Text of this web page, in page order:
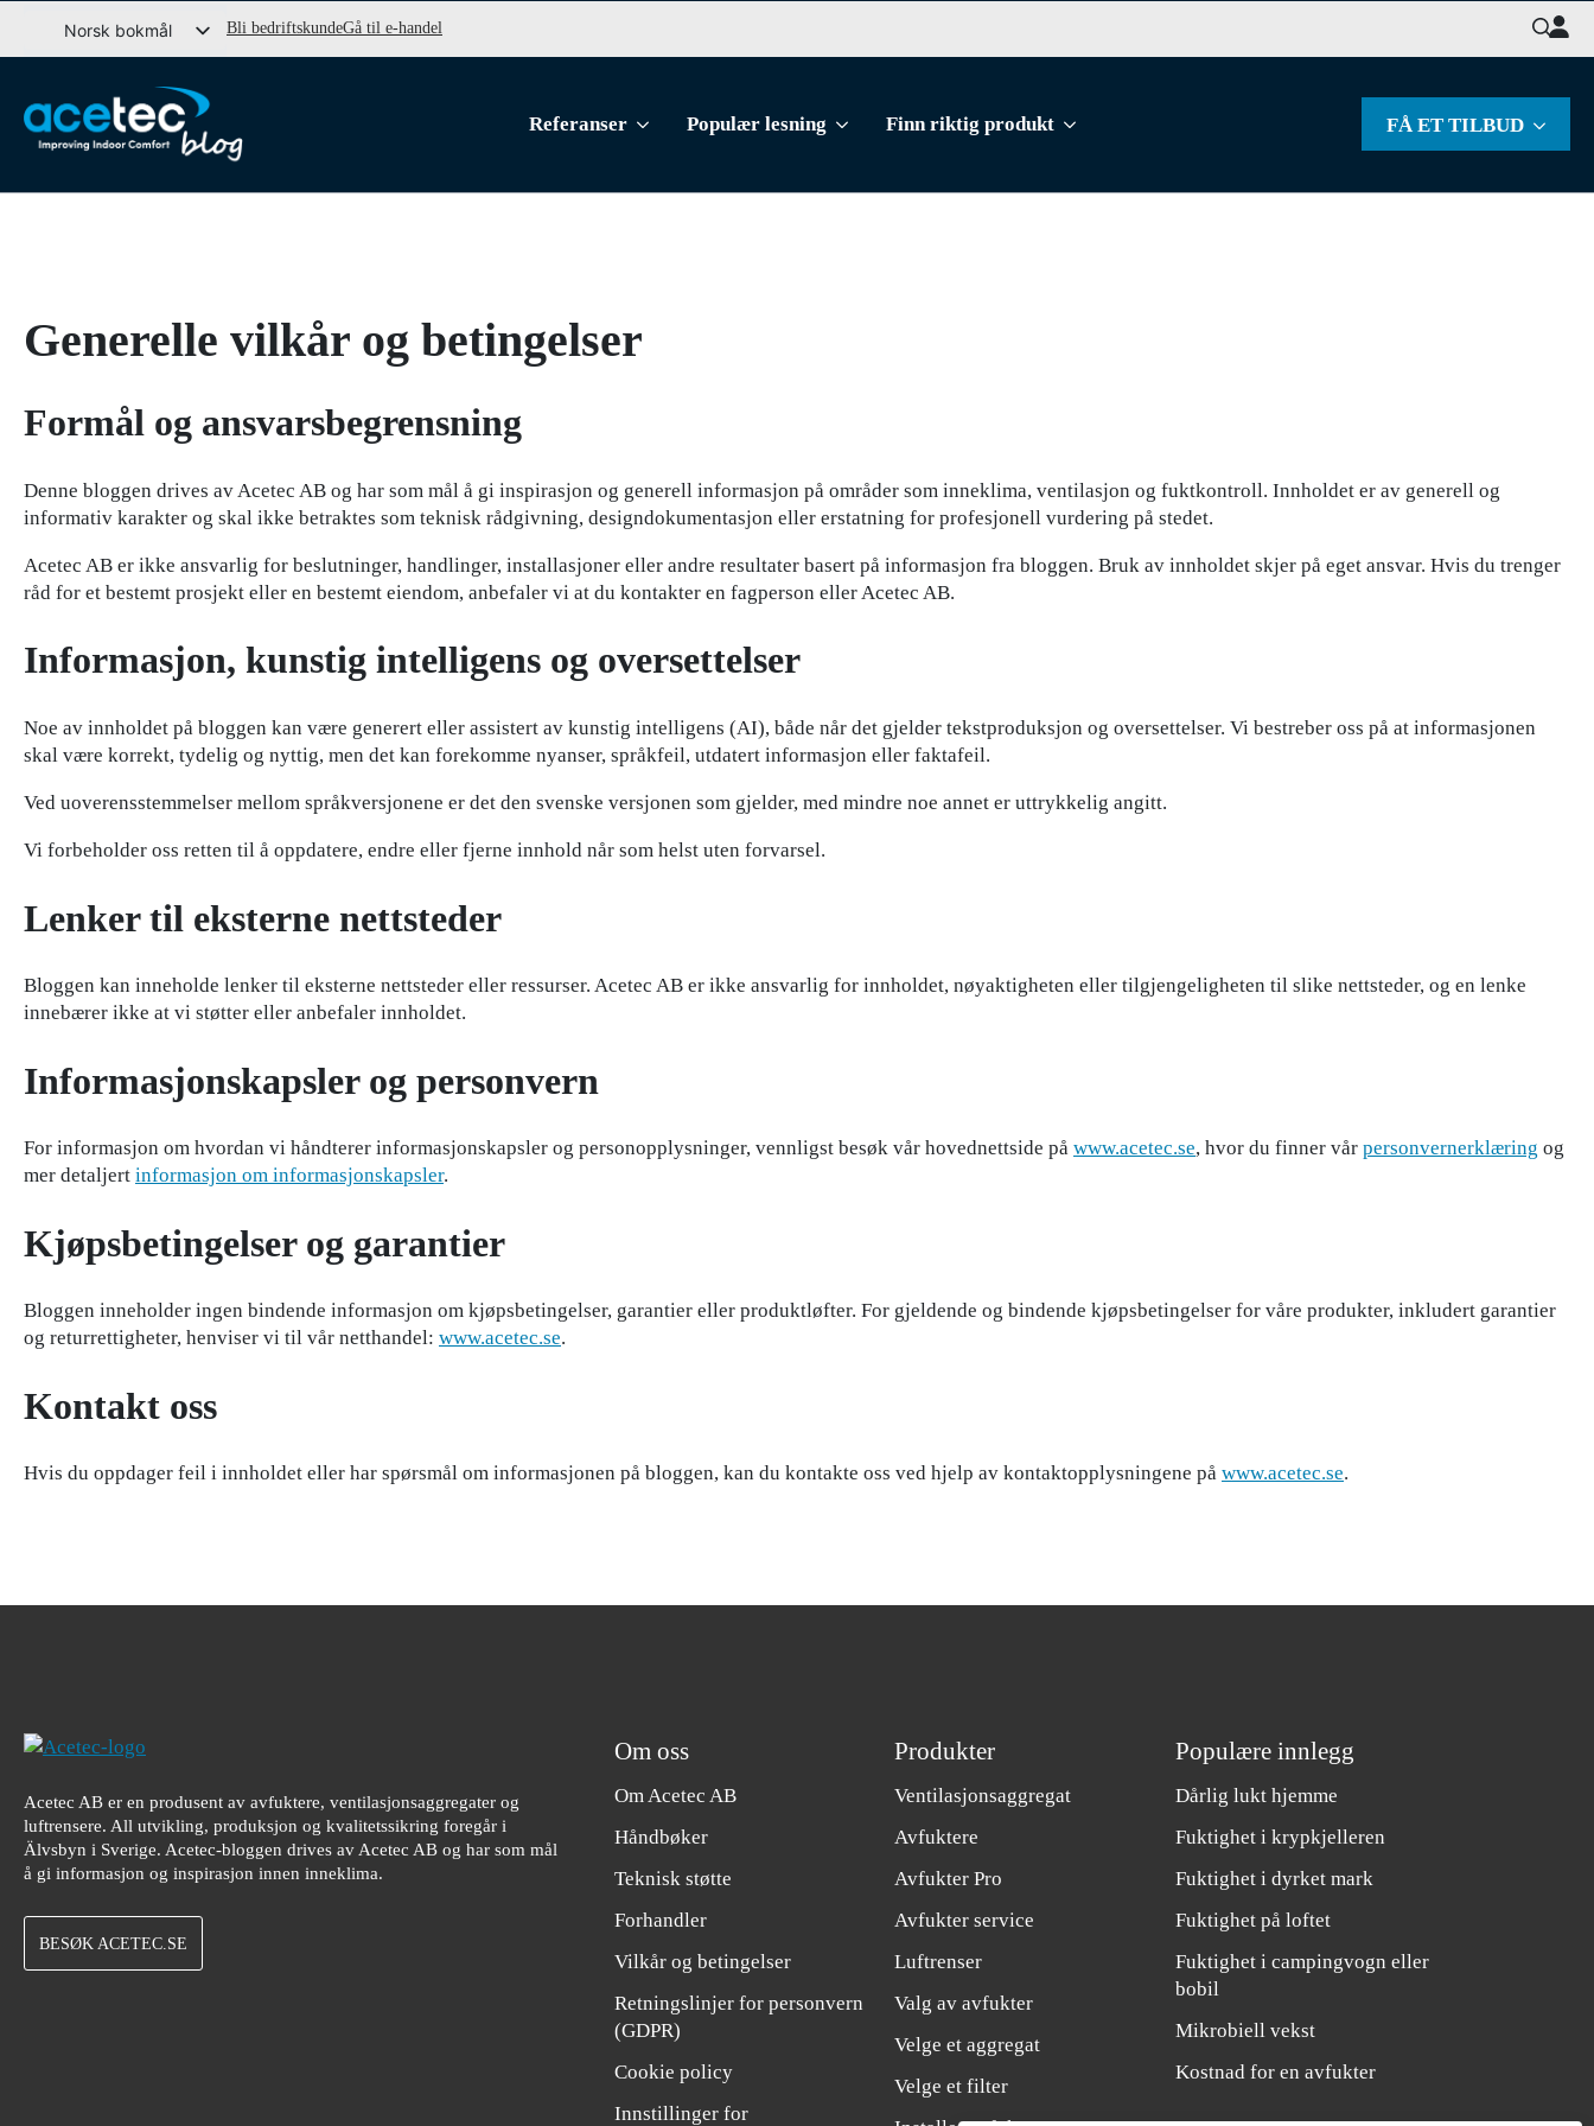
til
Norsk bokmål
English (UK)
Dansk
Bli bedriftskundeGå til e-handel
etter:
Referanser
Populær lesning Finn riktig produkt FÅ ET TILBUD
Generelle vilkår og betingelser
Formål og ansvarsbegrensning
Denne bloggen drives av Acetec AB og har som mål å gi inspirasjon og generell informasjon på områder som inneklima, ventilasjon og fuktkontroll. Innholdet er av generell og
informativ karakter og skal ikke betraktes som teknisk rådgivning, designdokumentasjon eller erstatning for profesjonell vurdering på stedet.
Acetec AB er ikke ansvarlig for beslutninger, handlinger, installasjoner eller andre resultater basert på informasjon fra bloggen. Bruk av innholdet skjer på eget ansvar. Hvis du trenger
råd for et bestemt prosjekt eller en bestemt eiendom, anbefaler vi at du kontakter en fagperson eller Acetec AB.
Informasjon, kunstig intelligens og oversettelser
Noe av innholdet på bloggen kan være generert eller assistert av kunstig intelligens (AI), både når det gjelder tekstproduksjon og oversettelser. Vi bestreber oss på at informasjonen
skal være korrekt, tydelig og nyttig, men det kan forekomme nyanser, språkfeil, utdatert informasjon eller faktafeil.
Ved uoverensstemmelser mellom språkversjonene er det den svenske versjonen som gjelder, med mindre noe annet er uttrykkelig angitt.
Vi forbeholder oss retten til å oppdatere, endre eller fjerne innhold når som helst uten forvarsel.
Lenker til eksterne nettsteder
Bloggen kan inneholde lenker til eksterne nettsteder eller ressurser. Acetec AB er ikke ansvarlig for innholdet, nøyaktigheten eller tilgjengeligheten til slike nettsteder, og en lenke
innebærer ikke at vi støtter eller anbefaler innholdet.
Informasjonskapsler og personvern
For informasjon om hvordan vi håndterer informasjonskapsler og personopplysninger, vennligst besøk vår hovednettside på www.acetec.se, hvor du finner vår personvernerklæring og
mer detaljert informasjon om informasjonskapsler.
Kjøpsbetingelser og garantier
Bloggen inneholder ingen bindende informasjon om kjøpsbetingelser, garantier eller produktløfter. For gjeldende og bindende kjøpsbetingelser for våre produkter, inkludert garantier
og returrettigheter, henviser vi til vår netthandel: www.acetec.se.
Kontakt oss
Hvis du oppdager feil i innholdet eller har spørsmål om informasjonen på bloggen, kan du kontakte oss ved hjelp av kontaktopplysningene på www.acetec.se.
Acetec AB er en produsent av avfuktere, ventilasjonsaggregater og
luftrensere. All utvikling, produksjon og kvalitetssikring foregår i
Älvsbyn i Sverige. Acetec-bloggen drives av Acetec AB og har som mål
å gi informasjon og inspirasjon innen inneklima.
BESØK ACETEC.SE
Om oss
Om Acetec AB
Håndbøker
Teknisk støtte
Forhandler
Vilkår og betingelser
Retningslinjer for personvern
(GDPR)
Cookie policy
Innstillinger for
Produkter
Ventilasjonsaggregat
Avfuktere
Avfukter Pro
Avfukter service
Luftrenser
Valg av avfukter
Velge et aggregat
Velge et filter
Populære innlegg
Dårlig lukt hjemme
Fuktighet i krypkjelleren
Fuktighet i dyrket mark
Fuktighet på loftet
Fuktighet i campingvogn eller
bobil
Mikrobiell vekst
Kostnad for en avfukter